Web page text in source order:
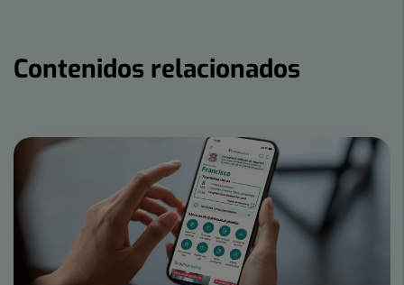
Contenidos relacionados